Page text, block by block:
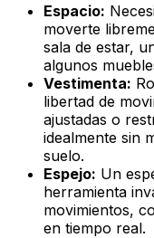
Espacio:
moverte
sala de estar,
algunos
Vestimenta:
libertad de
ajustadas o
idealmente sin
suelo.
Espejo: Un
herramienta
movimientos,
en tiempo real.